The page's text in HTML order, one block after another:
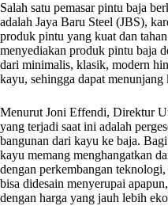
Salah satu pemasar pintu baja
adalah Jaya Baru Steel (JBS),
produk pintu yang kuat dan
menyediakan produk pintu baja
dari minimalis, klasik, modern
kayu, sehingga dapat menunjang
Menurut Joni Effendi, Direktur
yang terjadi saat ini adalah
bangunan dari kayu ke baja.
kayu memang menghangatkan
dengan perkembangan
bisa didesain menyerupai
dengan harga yang jauh lebih